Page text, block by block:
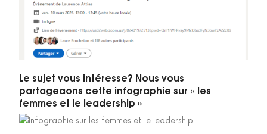
Le sujet vous intéresse? Nous vous
partageaons cette infographie sur « les
femmes et le leadership »